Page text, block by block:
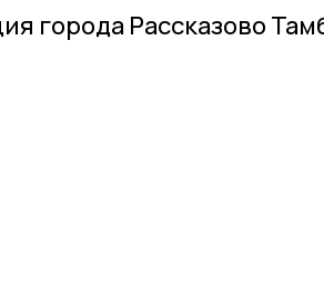
города Рассказово